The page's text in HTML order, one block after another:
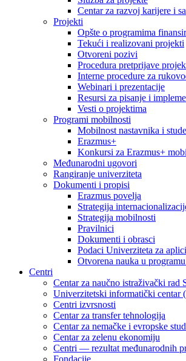
Centar za razvoj karijere i
Projekti
Opšte o programima
Tekući i realizovani projekti
Otvoreni pozivi
Procedura pretprijave
Interne procedure za
Webinari i prezentacije
Resursi za pisanje i
Vesti o projektima
Programi mobilnosti
Mobilnost nastavnika i
Erazmus+
Konkursi za Erazmus+
Međunarodni ugovori
Rangiranje univerziteta
Dokumenti i propisi
Erazmus povelja
Strategija
Strategija mobilnosti
Pravilnici
Dokumenti i obrasci
Podaci Univerziteta za
Otvorena nauka u
Centri
Centar za naučno istraživački
Univerzitetski informatički centar
Centri izvrsnosti
Centar za transfer tehnologija
Centar za nemačke i evropske
Centar za zelenu ekonomiju
Centri — rezultat međunarodnih
Fondacije